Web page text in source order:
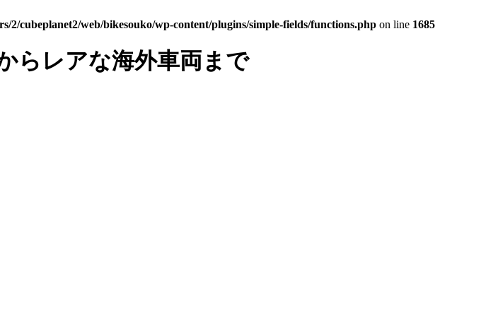
2/cubeplanet2/web/bikesouko/wp-content/plugins/simple-fields/functions.php on line 1685
らレアな海外車両まで